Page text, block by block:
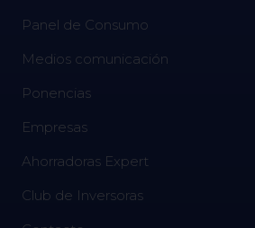
Panel de Consumo
Medios comunicación
Ponencias
Empresas
Ahorradoras Expert
Club de Inversoras